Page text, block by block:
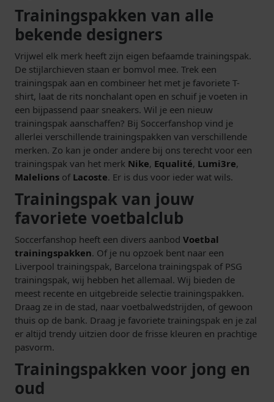
Trainingspakken van alle
bekende designers
Vrijwel elk merk heeft zijn eigen befaamde trainingspak.
De stijlarchieven staan er bomvol mee. Trek een
trainingspak aan en combineer het met je favoriete T-
shirt, laat de rits nonchalant open en schuif je voeten in
een bijpassend paar sneakers. Wil je een nieuw
trainingspak aanschaffen? Bij Soccerfanshop vind je
allerlei verschillende trainingspakken van verschillende
merken. Zo kan je onder andere bij ons terecht voor een
trainingspak van het merk Nike, Equalité, Lumi3re,
Malelions of Lacoste. Er is dus voor ieder wat wils.
Trainingspak van jouw
favoriete voetbalclub
Soccerfanshop heeft een divers aanbod Voetbal
trainingspakken. Of je nu opzoek bent naar een
Liverpool trainingspak, Barcelona trainingspak of PSG
trainingspak, wij hebben het allemaal. Wij bieden de
meest recente en uitgebreide selectie trainingspakken.
Draag ze in de stad, naar voetbalwedstrijden, of gewoon
thuis op de bank. Draag je favoriete trainingspak en je zal
er altijd trendy uitzien door de frisse kleuren en prachtige
pasvorm.
Trainingspakken voor jong en
oud